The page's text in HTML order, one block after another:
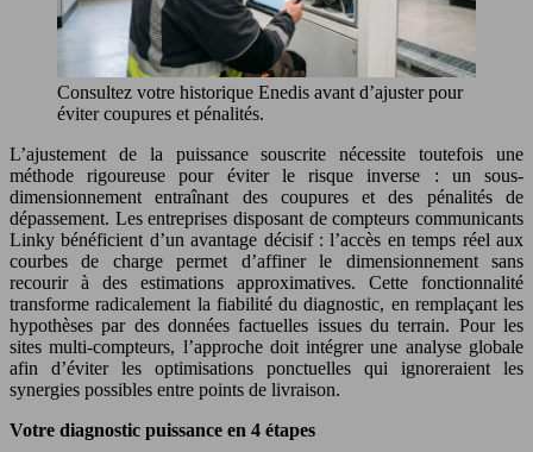
Consultez votre historique Enedis avant d’ajuster pour
éviter coupures et pénalités.
L’ajustement de la puissance souscrite nécessite toutefois une
méthode rigoureuse pour éviter le risque inverse : un sous-
dimensionnement entraînant des coupures et des pénalités de
dépassement. Les entreprises disposant de compteurs communicants
Linky bénéficient d’un avantage décisif : l’accès en temps réel aux
courbes de charge permet d’affiner le dimensionnement sans
recourir à des estimations approximatives. Cette fonctionnalité
transforme radicalement la fiabilité du diagnostic, en remplaçant les
hypothèses par des données factuelles issues du terrain. Pour les
sites multi-compteurs, l’approche doit intégrer une analyse globale
afin d’éviter les optimisations ponctuelles qui ignoreraient les
synergies possibles entre points de livraison.
Votre diagnostic puissance en 4 étapes